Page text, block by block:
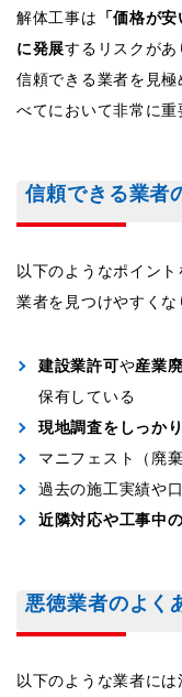
解体工事は 「価格が
に発展するリスクがあ
信頼できる業者を見
べてにおいて非常に重
信頼できる業者
以下のようなポイン
業者を見つけやすくな
建設業許可や産業
保有している
現地調査をしっか
マニフェスト（廃
過去の施工実績や
近隣対応や工事中
悪徳業者のよく
以下のような業者には